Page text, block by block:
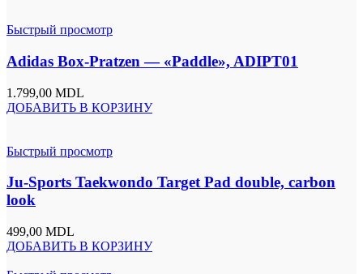
Быстрый просмотр
Adidas Box-Pratzen — «Paddle», ADIPT01
1.799,00 MDL
ДОБАВИТЬ В КОРЗИНУ
Быстрый просмотр
Ju-Sports Taekwondo Target Pad double, carbon
look
499,00 MDL
ДОБАВИТЬ В КОРЗИНУ